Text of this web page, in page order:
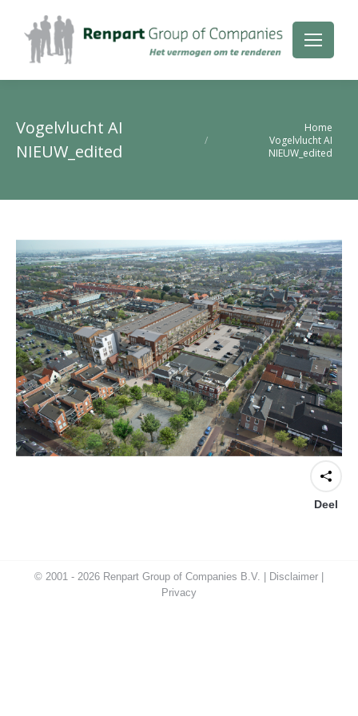
Vogelvlucht AI
NIEUW_edited
Home
Vogelvlucht AI
NIEUW_edited
Deel
© 2001 - 2026 Renpart Group of Companies B.V. | Disclaimer
Privacy